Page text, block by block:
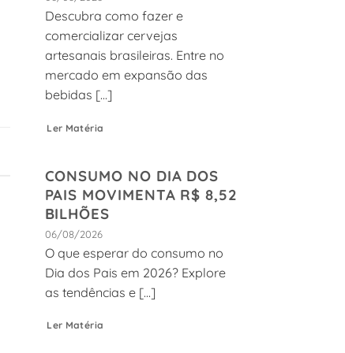
Descubra como fazer e
comercializar cervejas
artesanais brasileiras. Entre no
mercado em expansão das
bebidas [...]
Ler Matéria
CONSUMO NO DIA DOS
PAIS MOVIMENTA R$ 8,52
BILHÕES
06/08/2026
O que esperar do consumo no
Dia dos Pais em 2026? Explore
as tendências e [...]
Ler Matéria